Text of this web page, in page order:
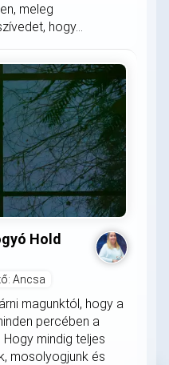
meleg
hogy...
Hold
Ancsa
magunktól, hogy a
percében a
mindig teljes
mosolyogjunk és